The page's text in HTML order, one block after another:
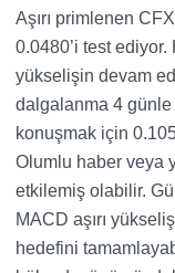
Aşırı primlenen
0.0480’i test
yükselişin devam
dalgalanma 4 günle
konuşmak için
Olumlu haber veya
etkilemiş olabilir.
MACD aşırı
hedefini